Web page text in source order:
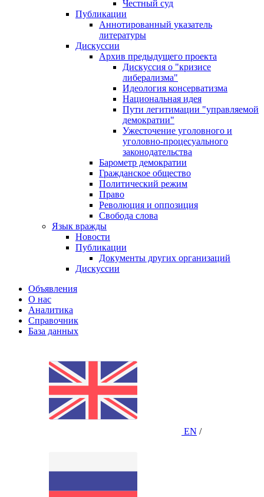
Честный суд
Публикации
Аннотированный указатель
литературы
Дискуссии
Архив предыдущего проекта
Дискуссия о "кризисе
либерализма"
Идеология консерватизма
Национальная идея
Пути легитимации "управляемой
демократии"
Ужесточение уголовного и
уголовно-процесуального
законодательства
Барометр демократии
Гражданское общество
Политический режим
Право
Революция и оппозиция
Свобода слова
Язык вражды
Новости
Публикации
Документы других организаций
Дискуссии
Объявления
О нас
Аналитика
Справочник
База данных
EN /